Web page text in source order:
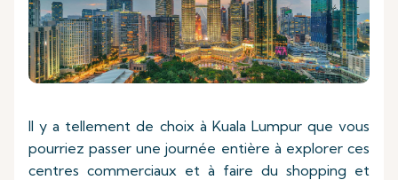
Il y a tellement de choix à Kuala Lumpur que vous
pourriez passer une journée entière à explorer ces
centres commerciaux et à faire du shopping et